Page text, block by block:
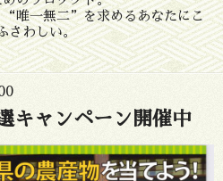
“唯一無二”を求めるあなたにこ
さわしい。
キャンペーン開催中